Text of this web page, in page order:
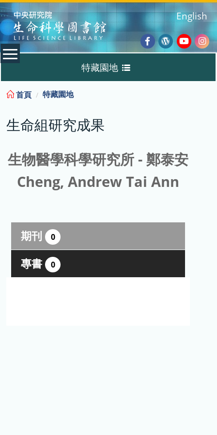
:::
Facebook
Wordpress
English
特藏園地
生命組研究成果
最新論文
重要發現與突破
機構典藏
首頁 特藏園地
生命組研究成果
生物醫學科學研究所 - 鄭泰安
Cheng, Andrew Tai Ann
期刊 0
專書 0